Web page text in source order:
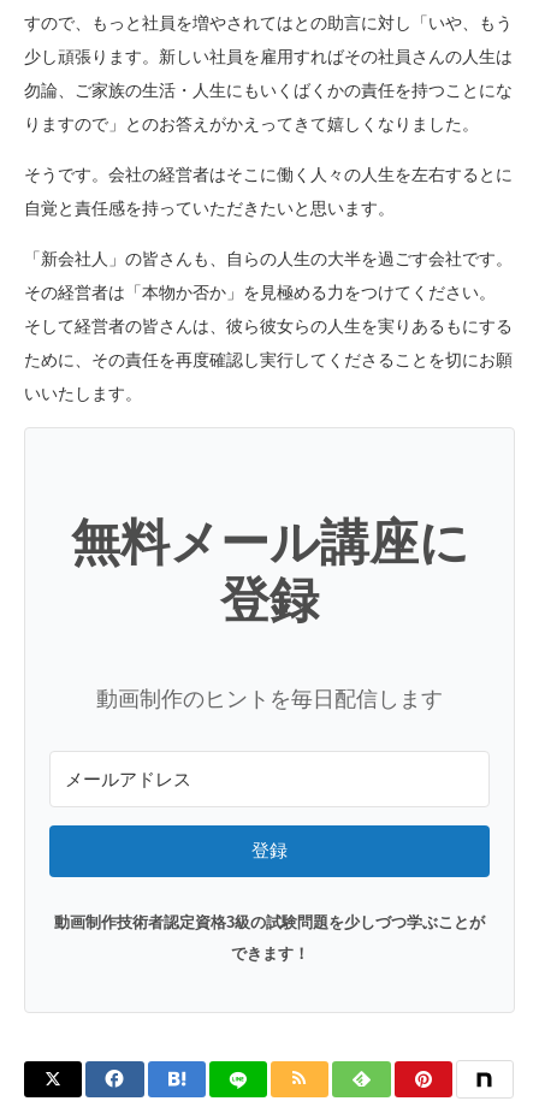
すので、もっと社員を増やされてはとの助言に対し「いや、もう
少し頑張ります。新しい社員を雇用すればその社員さんの人生は
勿論、ご家族の生活・人生にもいくばくかの責任を持つことにな
りますので」とのお答えがかえってきて嬉しくなりました。
そうです。会社の経営者はそこに働く人々の人生を左右するとに
自覚と責任感を持っていただきたいと思います。
「新会社人」の皆さんも、自らの人生の大半を過ごす会社です。
その経営者は「本物か否か」を見極める力をつけてください。
そして経営者の皆さんは、彼ら彼女らの人生を実りあるもにする
ために、その責任を再度確認し実行してくださることを切にお願
いいたします。
無料メール講座に
登録
動画制作のヒントを毎日配信します
登録
動画制作技術者認定資格3級の試験問題を少しづつ学ぶことが
できます！